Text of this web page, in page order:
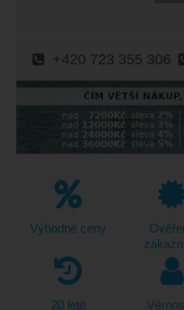
+420 723 355 306
Výhodné ceny
20 leté